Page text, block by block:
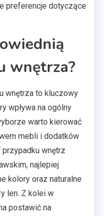
preferencje dotyczące
wnętrza?
wnętrza to kluczowy
wpływa na ogólny
warto kierować
mebli i dodatków
przypadku wnętrz
najlepiej
kolory oraz naturalne
len. Z kolei w
postawić na